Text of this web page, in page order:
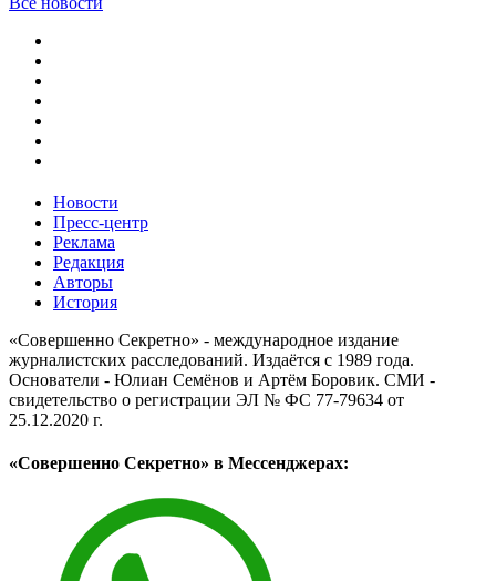
Новости
Пресс-центр
Реклама
Редакция
Авторы
История
«Совершенно Секретно» - международное издание
журналистских расследований. Издаётся с 1989 года.
Основатели - Юлиан Семёнов и Артём Боровик. CМИ -
свидетельство о регистрации ЭЛ № ФС 77-79634 от
25.12.2020 г.
«Совершенно Секретно» в Мессенджерах: